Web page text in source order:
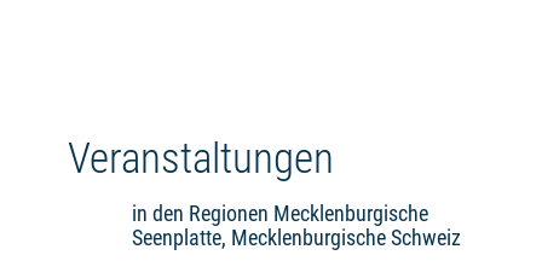
Veranstaltungen
in den Regionen Mecklenburgische
Seenplatte, Mecklenburgische Schweiz